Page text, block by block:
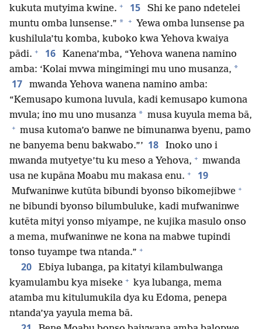
kukuta mutyima kwine. + 15
Shi ke pano ndetelei
muntu omba lunsense.” * + Yewa omba lunsense pa
kushilula’tu komba, kuboko kwa Yehova kwaiya
pādi. + 16
Kanena’mba, “Yehova wanena namino
amba: ‘Kolai mvwa mingimingi mu uno musanza, *
17
mwanda Yehova wanena namino amba:
“Kemusapo kumona luvula, kadi kemusapo kumona
mvula; ino mu uno musanza * musa kuyula mema bā,
+ musa kutoma’o banwe ne bimunanwa byenu, pamo
ne banyema benu bakwabo.”’ 18
Inoko uno i
mwanda mutyetye’tu ku meso a Yehova, + mwanda
usa ne kupāna Moabu mu makasa enu. + 19
Mufwaninwe kutūta bibundi byonso bikomejibwe +
ne bibundi byonso bilumbuluke, kadi mufwaninwe
kutēta mityi yonso miyampe, ne kujika masulo onso
a mema, mufwaninwe ne kona na mabwe tupindi
tonso tuyampe twa ntanda.” +
20
Ebiya lubanga, pa kitatyi kilambulwanga
kyamulambu kya miseke + kya lubanga, mema
atamba mu kitulumukila dya ku Edoma, penepa
ntanda’ya yayula mema bā.